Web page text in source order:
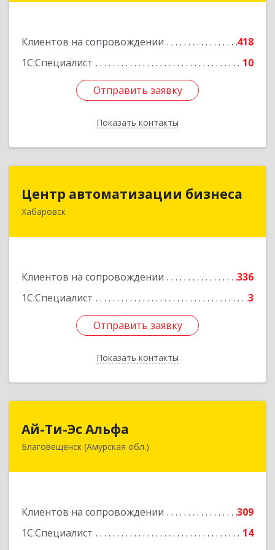
Клиентов на сопровождении
418
1С:Специалист
10
Отправить заявку
Показать контакты
Отправить заявку
Назад
Центр автоматизации бизнеса
Хабаровск
Клиентов на сопровождении
336
1С:Специалист
3
Отправить заявку
Показать контакты
Центр автоматизации бизнеса
680030, Хабаровский край, Хабаровск г, Ленина
Отправить заявку
Назад
Ай-Ти-Эс Альфа
Благовещенск (Амурская обл.)
Клиентов на сопровождении
309
1С:Специалист
14
675000, Амурская обл, Благовещенск г, Зейская